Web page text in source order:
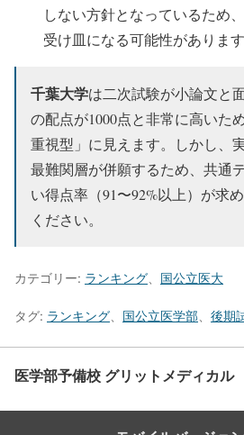
しない方針となっているため
受け皿になる可能性があります
千葉大学は二次試験が小論文と
の配点が1000点と非常に高いた
重視型」に見えます。しかし、
最難関層が併願するため、共通
い得点率（91〜92%以上）が求
ください。
カテゴリー: ランキング 国公立医大
タグ: ランキング 国公立医学部 後期
医学部予備校 グリットメディカル